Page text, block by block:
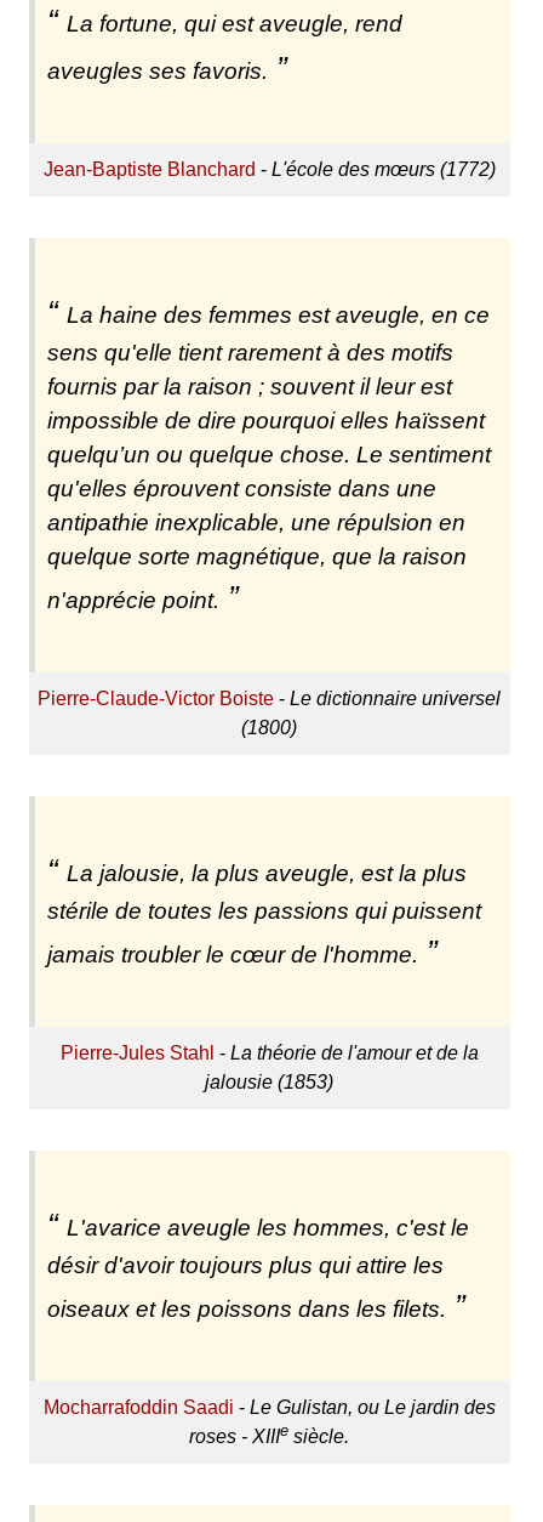
La fortune, qui est aveugle, rend
aveugles ses favoris.
Jean-Baptiste Blanchard - L'école des mœurs (1772)
La haine des femmes est aveugle, en ce
sens qu'elle tient rarement à des motifs
fournis par la raison ; souvent il leur est
impossible de dire pourquoi elles haïssent
quelqu’un ou quelque chose. Le sentiment
qu'elles éprouvent consiste dans une
antipathie inexplicable, une répulsion en
quelque sorte magnétique, que la raison
n'apprécie point.
Pierre-Claude-Victor Boiste -Le dictionnaire universel
(1800)
La jalousie, la plus aveugle, est la plus
stérile de toutes les passions qui puissent
jamais troubler le cœur de l'homme.
Pierre-Jules Stahl - La théorie de l'amour et de la
jalousie (1853)
L'avarice aveugle les hommes, c'est le
désir d'avoir toujours plus qui attire les
oiseaux et les poissons dans les filets.
Mocharrafoddin Saadi - Le Gulistan, ou Le jardin des
roses - XIIIe siècle.